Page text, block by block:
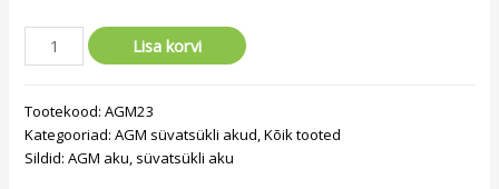
Lisa korvi
Tootekood:AGM23
Kategooriad:AGM süvatsükli akud,Kõik tooted
Sildid:AGM aku, süvatsükli aku